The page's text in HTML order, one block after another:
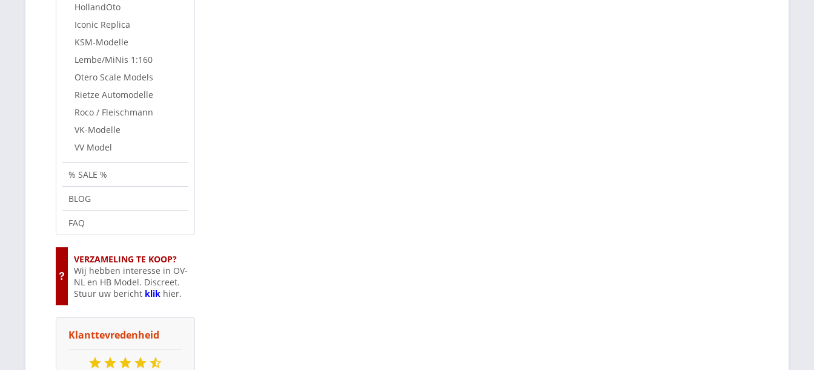
HollandOto
Iconic Replica
KSM-Modelle
Lembe/MiNis 1:160
Otero Scale Models
Rietze Automodelle
Roco / Fleischmann
VK-Modelle
VV Model
% SALE %
BLOG
FAQ
VERZAMELING TE KOOP?
Wij hebben interesse in OV-
NL en HB Model. Discreet.
Stuur uw bericht klik hier.
Klanttevredenheid